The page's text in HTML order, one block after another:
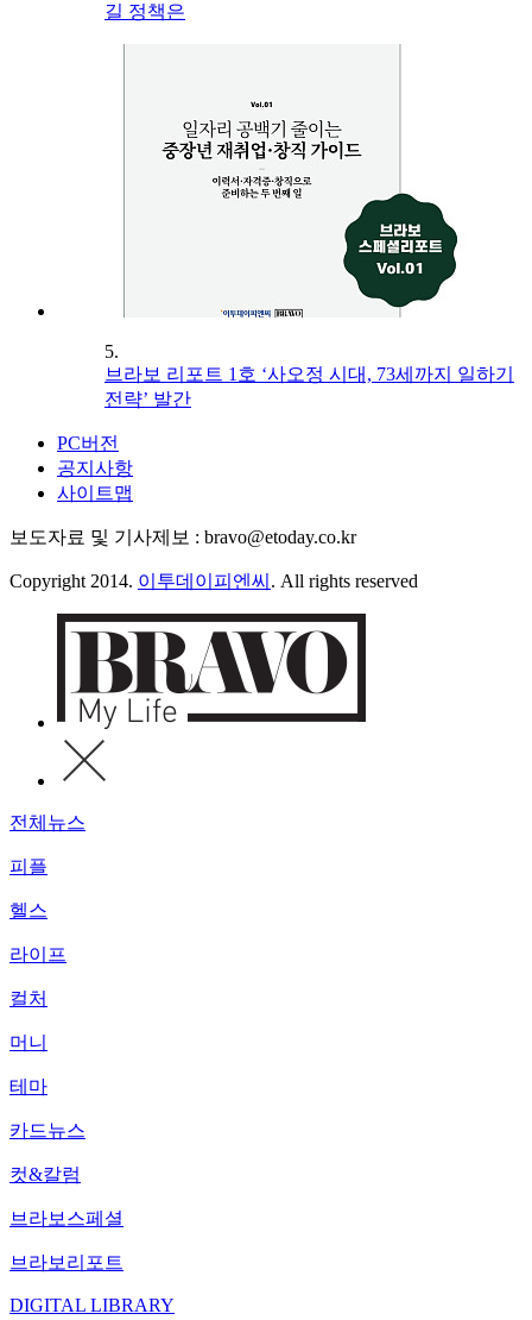
길 정책은
5.
브라보 리포트 1호 ‘사오정 시대, 73세까지 일하기
전략’ 발간
PC버전
공지사항
사이트맵
보도자료 및 기사제보 : bravo@etoday.co.kr
Copyright 2014. 이투데이피엔씨 . All rights reserved
전체뉴스
피플
헬스
라이프
컬처
머니
테마
카드뉴스
컷&칼럼
브라보스페셜
브라보리포트
DIGITAL LIBRARY